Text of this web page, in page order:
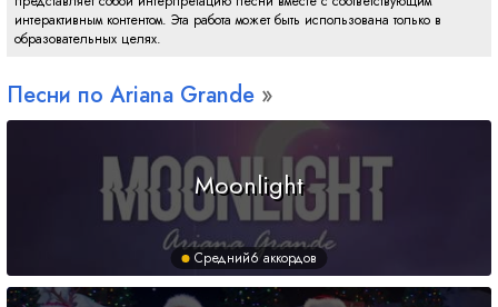
интерактивным контентом. Эта работа может быть использована только в
образовательных целях.
Песни по Ariana Grande
Moonlight
Средний6 аккордов